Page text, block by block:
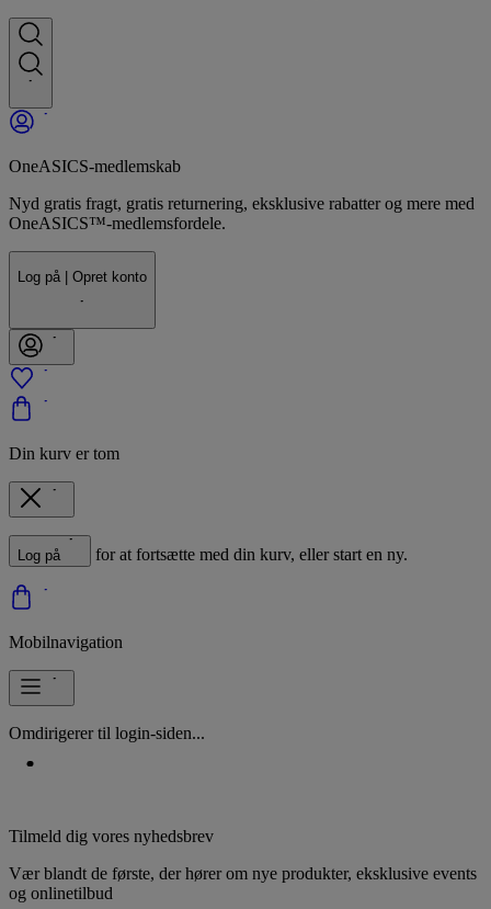
OneASICS-medlemskab
Nyd gratis fragt, gratis returnering, eksklusive rabatter og mere med
OneASICS™-medlemsfordele.
Log på | Opret konto
Din kurv er tom
Log på for at fortsætte med din kurv, eller start en ny.
Mobilnavigation
Omdirigerer til login-siden...
Tilmeld dig vores nyhedsbrev
Vær blandt de første, der hører om nye produkter, eksklusive events
og onlinetilbud